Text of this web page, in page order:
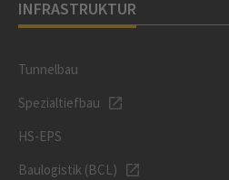
INFRASTRUKTUR
Tunnelbau
Spezialtiefbau
HS-EPS
Baulogistik (BCL)